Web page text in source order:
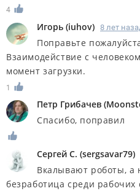
4
Игорь (iuhov) 8 лет
Поправьте
Взаимодействие с
момент загрузки.
1
Петр Грибачев (
Спасибо, поправил
Сергей С. (sergsavar79)
Вкалывают роботы, а
безработица среди рабочих